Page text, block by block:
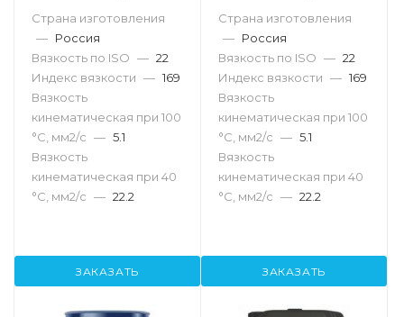
Страна изготовления
— Россия
Вязкость по ISO — 22
Индекс вязкости — 169
Вязкость
кинематическая при 100
°С, мм2/с — 5.1
Вязкость
кинематическая при 40
°С, мм2/с — 22.2
ЗАКАЗАТЬ
Страна изготовления
— Россия
Вязкость по ISO — 22
Индекс вязкости — 169
Вязкость
кинематическая при 100
°С, мм2/с — 5.1
Вязкость
кинематическая при 40
°С, мм2/с — 22.2
ЗАКАЗАТЬ